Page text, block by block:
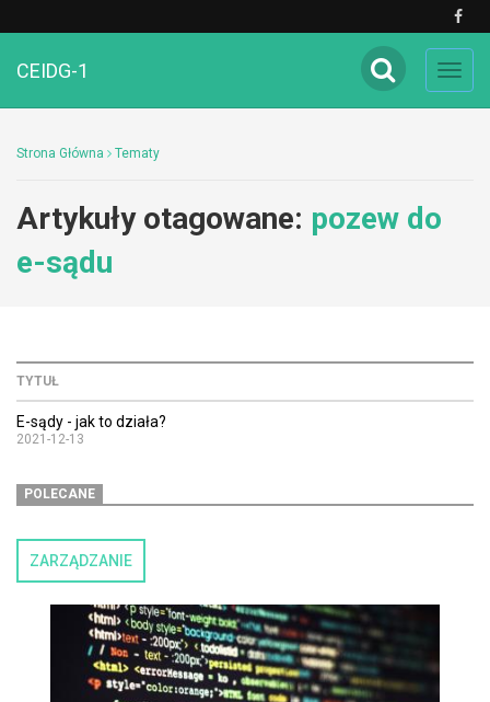
CEIDG-1
Strona Główna Tematy
Artykuły otagowane: pozew do
e-sądu
TYTUŁ
E-sądy - jak to działa?
2021-12-13
POLECANE
ZARZĄDZANIE